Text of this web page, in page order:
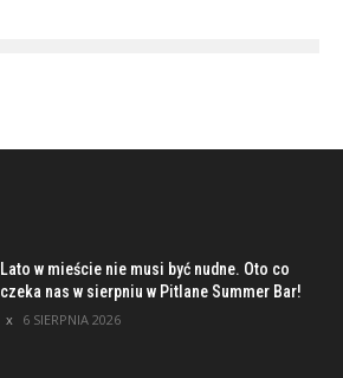
Lato w mieście nie musi być nudne. Oto co
czeka nas w sierpniu w Pitlane Summer Bar!
6 SIERPNIA 2026